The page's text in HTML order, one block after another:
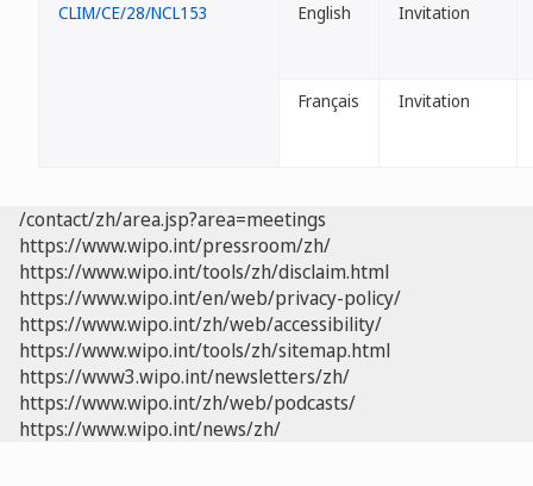
CLIM/CE/28/NCL153 English Invitation
Français Invitation
/contact/zh/area.jsp?area=meetings
https://www.wipo.int/pressroom/zh/
https://www.wipo.int/tools/zh/disclaim.html
https://www.wipo.int/en/web/privacy-policy/
https://www.wipo.int/zh/web/accessibility/
https://www.wipo.int/tools/zh/sitemap.html
https://www3.wipo.int/newsletters/zh/
https://www.wipo.int/zh/web/podcasts/
https://www.wipo.int/news/zh/